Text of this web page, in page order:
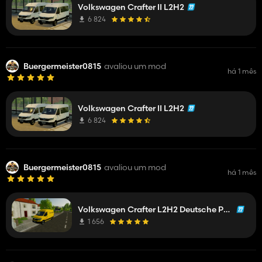
Volkswagen Crafter II L2H2
6 824
Buergermeister0815 avaliou um mod há 1 mês
Volkswagen Crafter II L2H2
6 824
Buergermeister0815 avaliou um mod há 1 mês
Volkswagen Crafter L2H2 Deutsche Post
1 656